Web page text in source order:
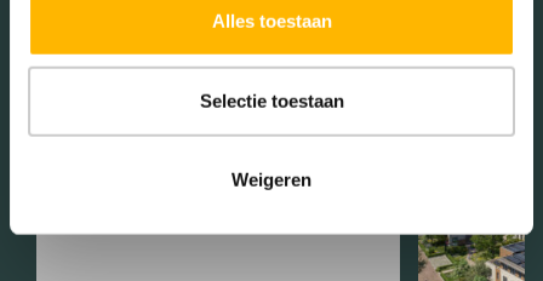
Alles toestaan
Selectie toestaan
Weigeren